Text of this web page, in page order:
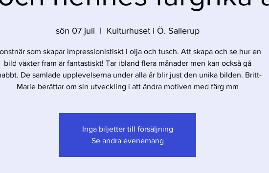
sön 07 juli
  |
Kulturhuset i Ö. Sallerup
som skapar impressionistiskt i olja och tusch. Att skapa och se hur en
bild växter fram är fantastiskt! Tar ibland flera månader men kan också gå
De samlade upplevelserna under alla år blir just den unika bilden. Britt-
Marie berättar om sin utveckling i att ändra motiven med färg mm
Inga biljetter till försäljning
Se andra evenemang